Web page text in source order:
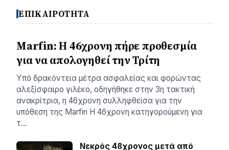
ΕΠΙΚΑΙΡΟΤΗΤΑ
Marfin: Η 46χρονη πήρε προθεσμία
για να απολογηθεί την Τρίτη
Υπό δρακόντεια μέτρα ασφαλείας και φορώντας
αλεξίσφαιρο γιλέκο, οδηγήθηκε στην 3η τακτική
ανακρίτρια, η 46χρονη συλληφθείσα για την
υπόθεση της Marfin Η 46χρονη κατηγορούμενη για
τ…
Νεκρός 48χρονος μετά από